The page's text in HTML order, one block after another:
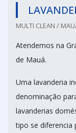
MULTI CLEAN /
Atendemos na
de Mauá.
Uma lavanderia
denominação
lavanderias
tipo se diferencia